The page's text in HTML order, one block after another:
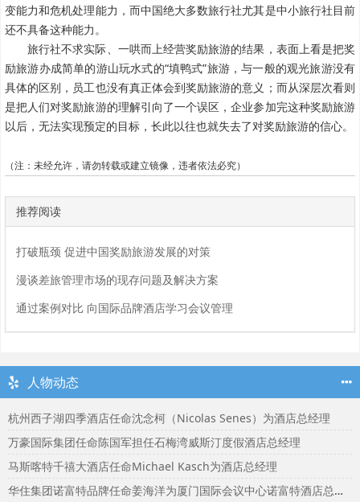
变能力和危机处理能力，而中国绝大多数旅行社尤其是中小旅行社目前
还不具备这种能力。
旅行社不求实际、一哄而上经营奖励旅游的结果，表面上看是把奖
励旅游办成简单的游山玩水式的“填鸭式”旅游，与一般的观光旅游没有
具体的区别，员工也没有真正体会到奖励旅游的意义；而从深层次看则
是把人们对奖励旅游的理解引向了一个误区，企业参加完这种奖励旅游
以后，无法实现预定的目标，长此以往也就失去了对奖励旅游的信心。
（注： 未经允许，请勿转载或建立镜像，违者依法必究）
推荐阅读
打破瓶颈 促进中国奖励旅游发展的对策
漫谈差旅管理市场的现存问题及解决方案
通过案例对比 向国际品牌酒店学习会议管理
人物动态
杭州西子湖四季酒店任命沈念柯（Nicolas Senes）为酒店总经理
万豪国际集团任命陈国军担任石梅湾威斯汀度假酒店总经理
马斯喀特千禧大酒店任命Michael Kasch为酒店总经理
华住集团诺富特品牌任命姜海洋为厦门国际会议中心诺富特酒店总经理